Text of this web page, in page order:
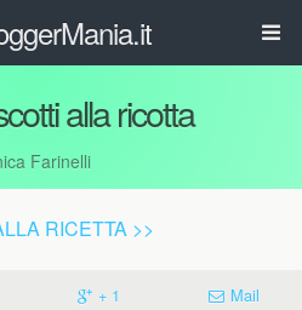
alla ricotta
Farinelli
RICETTA >>
+ 1 Mail